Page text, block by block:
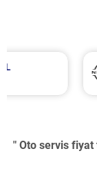
" Oto servis